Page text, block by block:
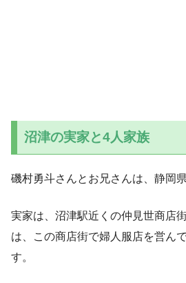
沼津の実家と4人家族
磯村勇斗さんとお兄さんは、静岡
実家は、沼津駅近くの仲見世商店
は、この商店街で婦人服店を営ん
す。